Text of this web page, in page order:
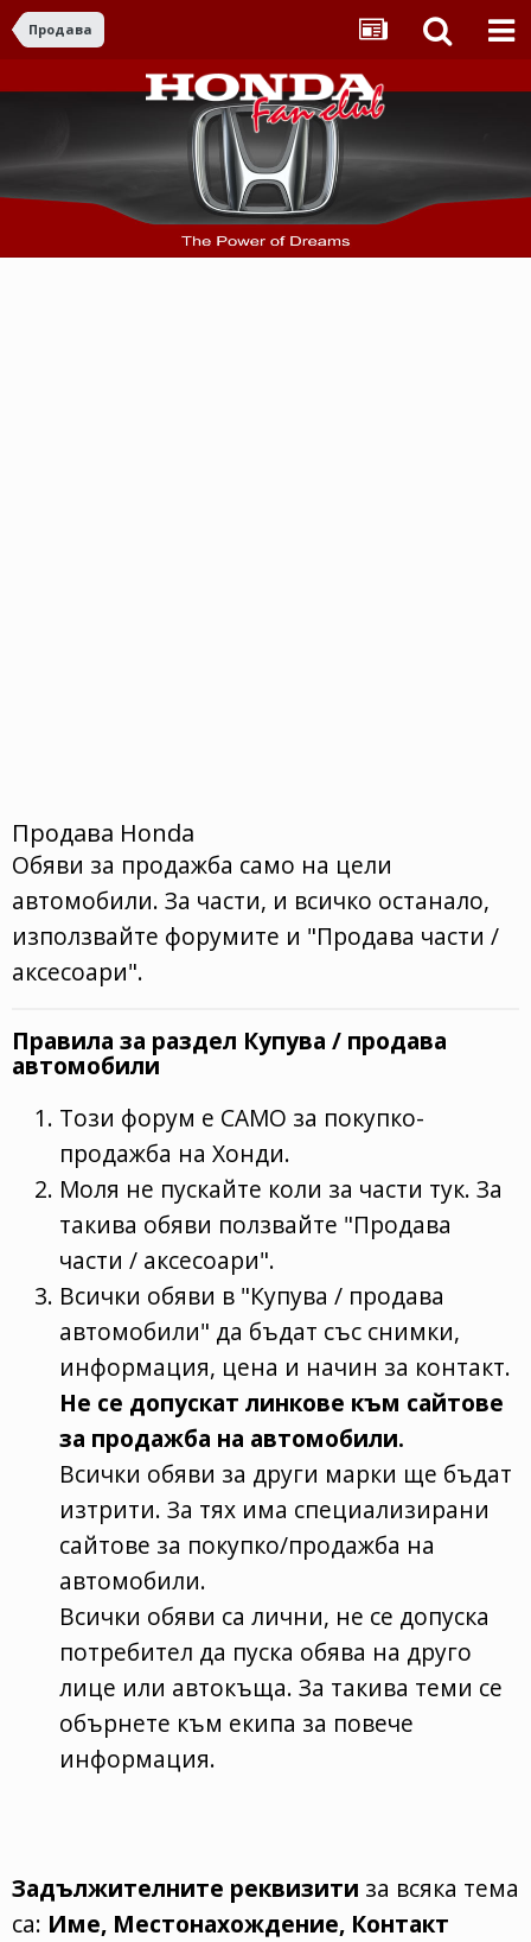
Продава
Продава Honda
Обяви за продажба само на цели
автомобили. За части, и всичко останало,
използвайте форумите и "Продава части /
аксесоари".
Правила за раздел Купува / продава
автомобили
Този форум е САМО за покупко-
продажба на Хонди.
Моля не пускайте коли за части тук. За
такива обяви ползвайте "Продава
части / аксесоари".
Всички обяви в "Купува / продава
автомобили" да бъдат със снимки,
информация, цена и начин за контакт.
Не се допускат линкове към сайтове
за продажба на автомобили.
Всички обяви за други марки ще бъдат
изтрити. За тях има специализирани
сайтове за покупко/продажба на
автомобили.
Всички обяви са лични, не се допуска
потребител да пуска обява на друго
лице или автокъща. За такива теми се
обърнете към екипа за повече
информация.
Задължителните реквизити за всяка тема
са: Име, Местонахождение, Контакт